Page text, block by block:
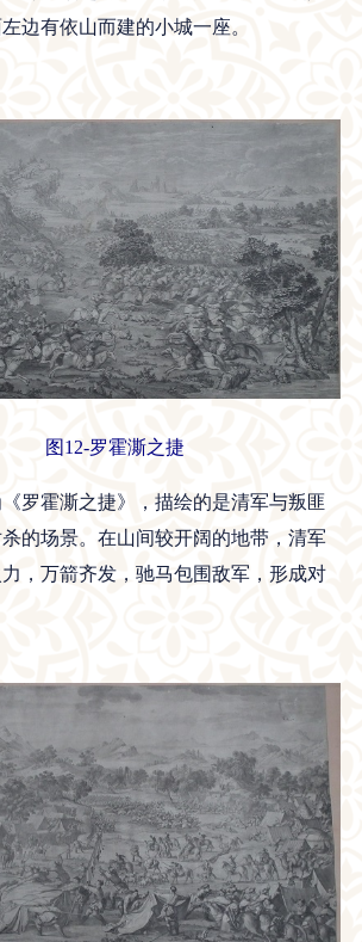
边有依山而建的小城一座。
图12-罗霍澌之捷
罗霍澌之捷》，描绘的是清军与叛匪
的场景。在山间较开阔的地带，清军
，万箭齐发，驰马包围敌军，形成对